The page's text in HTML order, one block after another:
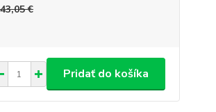
43,05 €
Pridať do košíka